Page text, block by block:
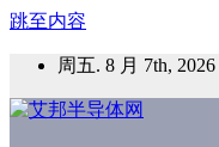
跳至内容
周五. 8 月 7th, 2026